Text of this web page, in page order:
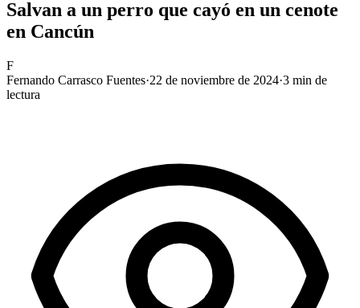
Salvan a un perro que cayó en un cenote
en Cancún
F
Fernando Carrasco Fuentes·22 de noviembre de 2024·3 min de
lectura